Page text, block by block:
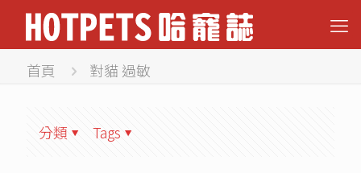
首頁 對貓 過敏
分類 Tags